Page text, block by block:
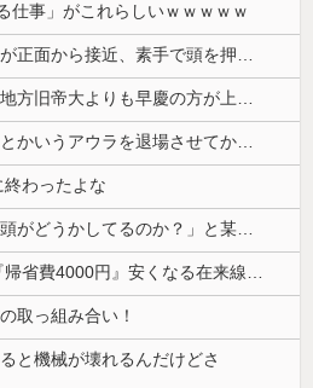
仕事」がこれらしいｗｗｗｗｗ
口を開けたマッコウクジラが正面から接近、素手で頭を押し返すダイバー「まだ子どもで、変な魚が何なのか確かめてるだけ」【海外の反応】
【悲報】学歴厨「文系なら地方旧帝大よりも早慶の方が上！」←これｗｗｗｗ
【悲報】葬送のフリーレンとかいうアウラを退場させてから駄作になった作品ｗｗｗｗｗ
わったよな
「これを肯定的に書くとか頭がどうかしてるのか？」と某メディアの焚書称賛記事にツッコミ殺到、自分で本屋を作るとかそういう話かと思ったら……
【驚愕】 新幹線じゃなく『帰省費4000円』安くなる在来線で帰省した結果ｗｗｗｗｗ
取っ組み合い！
と機械が壊れるんだけどさ